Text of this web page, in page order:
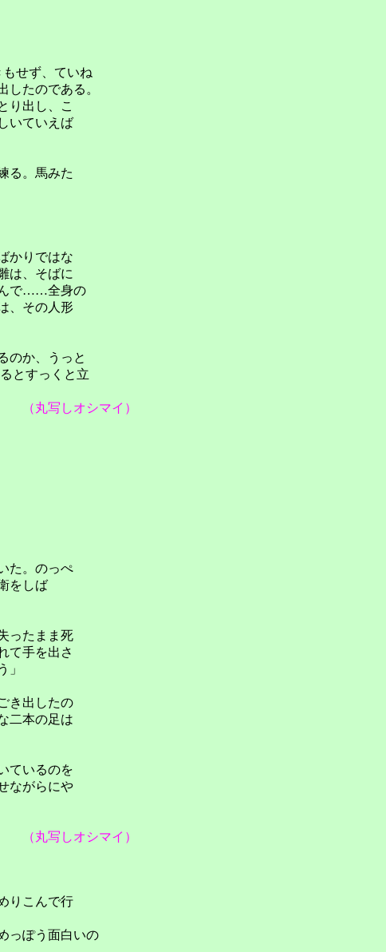
もせず、ていね
たのである。
り出し、こ
いていえば
る。馬みた
かりではな
は、そばに
んで……全身の
、その人形
のか、うっと
とすっくと立
（丸写しオシマイ）
た。のっぺ
をしば
ったまま死
て手を出さ
」
き出したの
二本の足は
ているのを
ながらにや
（丸写しオシマイ）
りこんで行
っぽう面白いの